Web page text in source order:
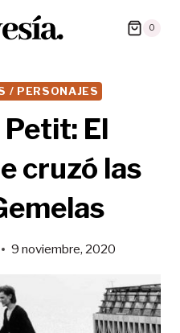
0
/ PERSONAJES
El
cruzó las
9 noviembre, 2020